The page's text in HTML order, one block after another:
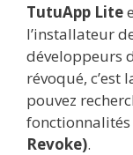
TutuApp Lite
l’installateur
développeurs
révoqué,
pouvez
fonctionnalités
Revoke).